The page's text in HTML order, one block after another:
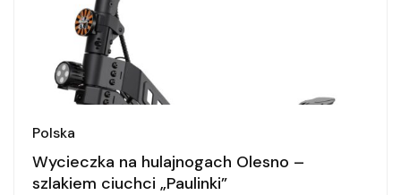
Polska
Wycieczka na hulajnogach Olesno –
szlakiem ciuchci „Paulinki”